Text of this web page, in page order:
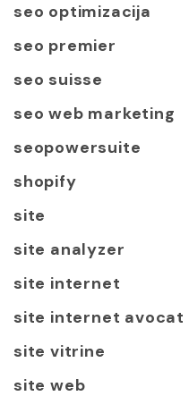
seo optimizacija
seo premier
seo suisse
seo web marketing
seopowersuite
shopify
site
site analyzer
site internet
site internet avocat
site vitrine
site web